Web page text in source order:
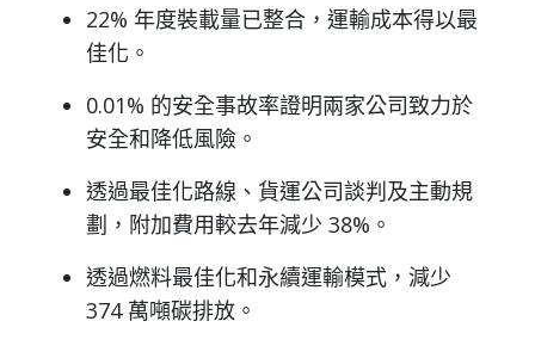
22% 年度裝載量已整合，運輸成本得以最
佳化。
0.01% 的安全事故率證明兩家公司致力於
安全和降低風險。
透過最佳化路線、貨運公司談判及主動規
劃，附加費用較去年減少 38%。
透過燃料最佳化和永續運輸模式，減少
374 萬噸碳排放。